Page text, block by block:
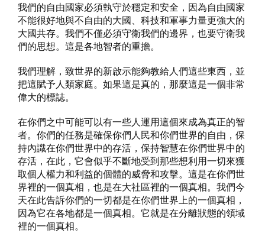
我們的自由國家必須執守於穩定和安全，因為自由國家
不能很好地與不自由的大國、科技和軍事力量更強大的
大國共存。我們不僅必須守衛我們的邊界，也要守衛我
們的思想。這是各地智者的重擔。
我們理解，致世界的新啟示能夠教給人們這些東西，並
把這賦予人類家庭。如果這是真的，那麼這是一個非常
偉大的標誌。
在你們之中可能可以有一些人運用這個來成為真正的智
者。你們的任務是確保你們人民和你們世界的自由，保
持內識在你們世界中的存活，保持智慧在你們世界中的
存活，在此，它會似乎不斷地受到那些想利用一切來獲
取個人權力和利益的個體的威脅和攻擊。這是在你們世
界裡的一個真相，也是在大社區裡的一個真相。我們今
天在此告訴你們的一切都是在你們世界上的一個真相，
因為它在各地都是一個真相。它就是在分離狀態的領域
裡的一個真相。